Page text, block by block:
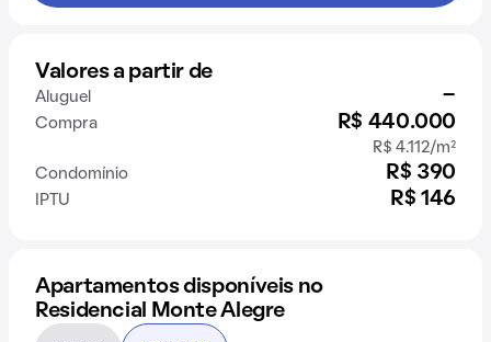
Valores a partir de
Aluguel -
Compra R$ 440.000
R$ 4.112/m²
Condomínio
R$ 390
IPTU R$ 146
Apartamentos disponíveis no
Residencial Monte Alegre